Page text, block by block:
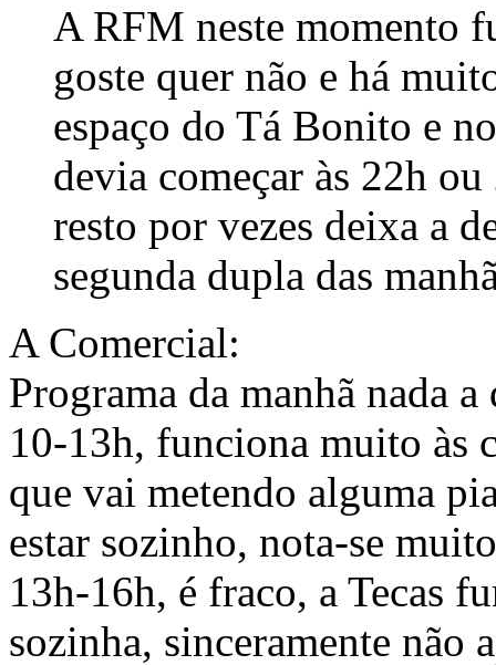
A RFM neste momento
goste quer não e há
espaço do Tá Bonito e
devia começar às 22h
resto por vezes deixa a
segunda dupla das
A Comercial:
Programa da manhã nada a
10-13h, funciona muito às
que vai metendo alguma
estar sozinho, nota-se
13h-16h, é fraco, a Tecas
sozinha, sinceramente não